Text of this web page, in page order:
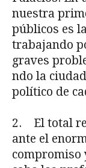
nuestra
públicos es
trabajando
graves
ndo la
político de
2. El total
ante el
compromiso